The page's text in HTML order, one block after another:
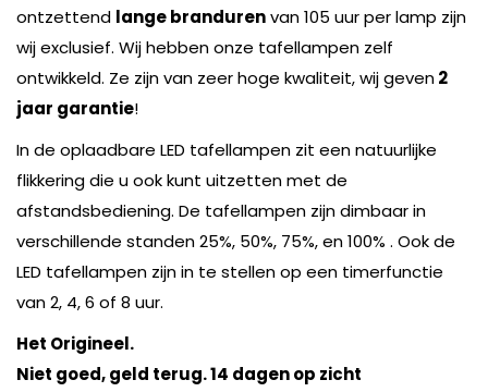
ontzettend lange brandurenvan 105 uur per lamp zijn
wij exclusief. Wij hebben onze tafellampen zelf
ontwikkeld. Ze zijn van zeer hoge kwaliteit, wij geven2
jaar garantie!
In de oplaadbare LED tafellampen zit een natuurlijke
flikkering die u ook kunt uitzetten met de
afstandsbediening. De tafellampen zijn dimbaar in
verschillende standen 25%, 50%, 75%, en 100% . Ook de
LED tafellampen zijn in te stellen op een timerfunctie
van 2, 4, 6 of 8 uur.
Het Origineel.
Niet goed, geld terug. 14 dagen op zicht